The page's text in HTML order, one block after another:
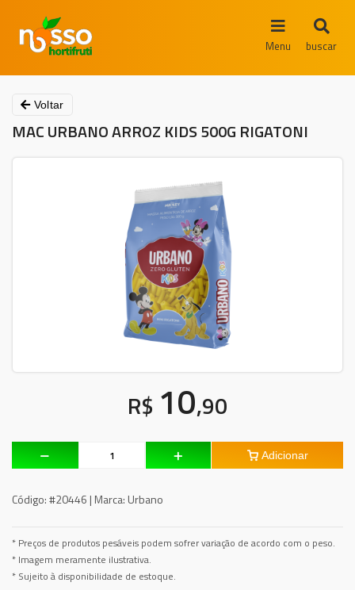
Menu buscar
Voltar
MAC URBANO ARROZ KIDS 500G RIGATONI
R$ 10,90
Adicionar
Código:#20446 | Marca: Urbano
* Preços de produtos pesáveis podem sofrer variação de acordo com o peso.
* Imagem meramente ilustrativa.
* Sujeito à disponibilidade de estoque.